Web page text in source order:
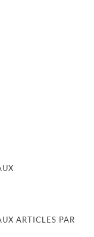
ARTICLES PAR